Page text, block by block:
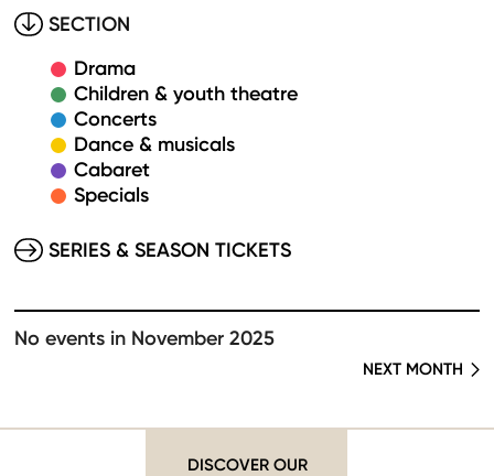
SECTION
Drama
Children & youth theatre
Concerts
Dance & musicals
Cabaret
Specials
SERIES & SEASON TICKETS
No events in November 2025
NEXT MONTH
DISCOVER OUR